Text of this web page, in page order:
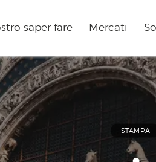
saper fare Mercati
STAMPA